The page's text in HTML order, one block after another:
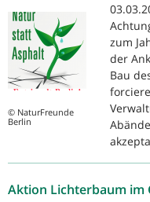
© NaturFreunde
Berlin
zum
der
Bau
Aktion Lichterbaum im